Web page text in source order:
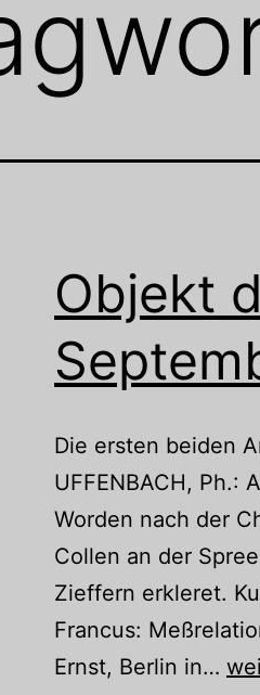
Objekt
Die ersten beiden
UFFENBACH, Ph.:
Worden nach der
Collen an der
Zieffern erkleret.
Francus:
Ernst, Berlin in…